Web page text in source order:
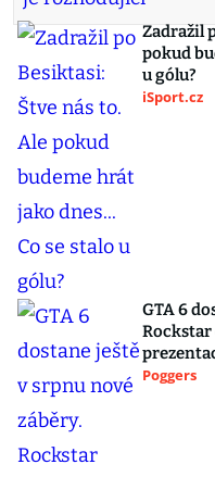
Zadražil
pokud
u gólu?
iSport.cz
GTA 6
Poggers